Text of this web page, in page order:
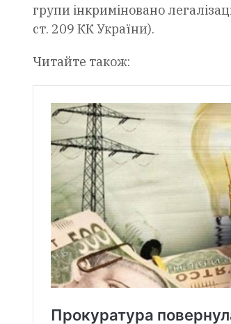
групи інкриміновано
ст. 209 КК України).
Читайте також: